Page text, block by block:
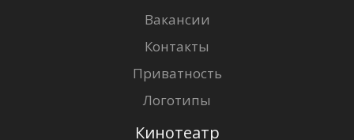
Вакансии
Контакты
Приватность
Логотипы
Кинотеатр